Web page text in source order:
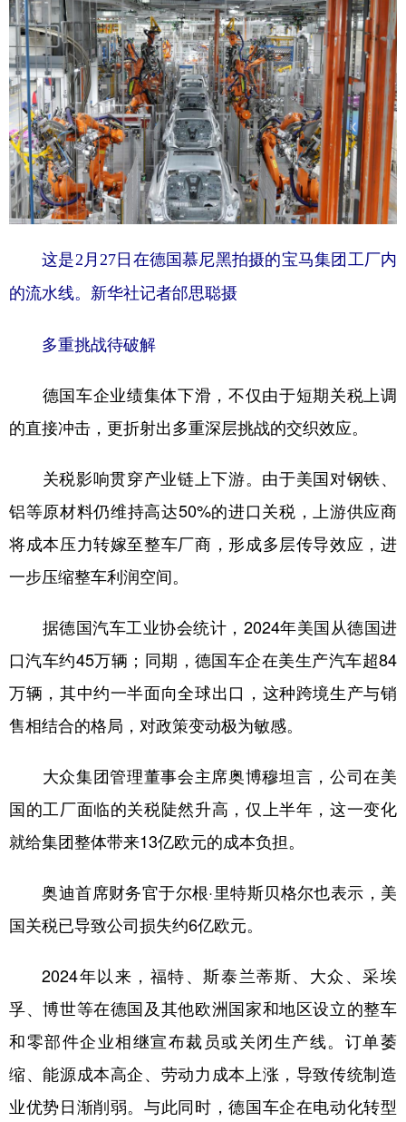
这是2月27日在德国慕尼黑拍摄的宝马集团工厂内
的流水线。新华社记者邰思聪摄
多重挑战待破解
德国车企业绩集体下滑，不仅由于短期关税上调
的直接冲击，更折射出多重深层挑战的交织效应。
关税影响贯穿产业链上下游。由于美国对钢铁、
铝等原材料仍维持高达50%的进口关税，上游供应商
将成本压力转嫁至整车厂商，形成多层传导效应，进
一步压缩整车利润空间。
据德国汽车工业协会统计，2024年美国从德国进
口汽车约45万辆；同期，德国车企在美生产汽车超84
万辆，其中约一半面向全球出口，这种跨境生产与销
售相结合的格局，对政策变动极为敏感。
大众集团管理董事会主席奥博穆坦言，公司在美
国的工厂面临的关税陡然升高，仅上半年，这一变化
就给集团整体带来13亿欧元的成本负担。
奥迪首席财务官于尔根·里特斯贝格尔也表示，美
国关税已导致公司损失约6亿欧元。
2024年以来，福特、斯泰兰蒂斯、大众、采埃
孚、博世等在德国及其他欧洲国家和地区设立的整车
和零部件企业相继宣布裁员或关闭生产线。订单萎
缩、能源成本高企、劳动力成本上涨，导致传统制造
业优势日渐削弱。与此同时，德国车企在电动化转型